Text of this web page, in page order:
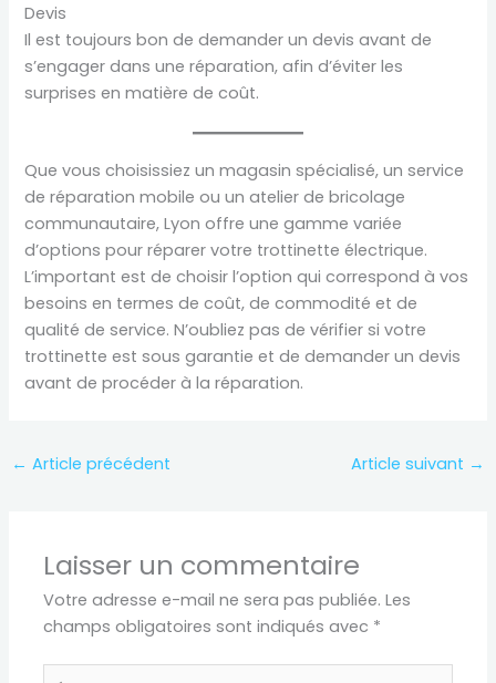
Devis
Il est toujours bon de demander un devis avant de
s’engager dans une réparation, afin d’éviter les
surprises en matière de coût.
Que vous choisissiez un magasin spécialisé, un service
de réparation mobile ou un atelier de bricolage
communautaire, Lyon offre une gamme variée
d’options pour réparer votre trottinette électrique.
L’important est de choisir l’option qui correspond à vos
besoins en termes de coût, de commodité et de
qualité de service. N’oubliez pas de vérifier si votre
trottinette est sous garantie et de demander un devis
avant de procéder à la réparation.
← Article précédent Article suivant →
Laisser un commentaire
Votre adresse e-mail ne sera pas publiée. Les
champs obligatoires sont indiqués avec *